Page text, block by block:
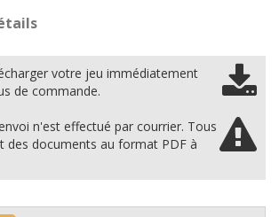
votre jeu immédiatement
de commande.
n'est effectué par courrier. Tous
des documents au format PDF à